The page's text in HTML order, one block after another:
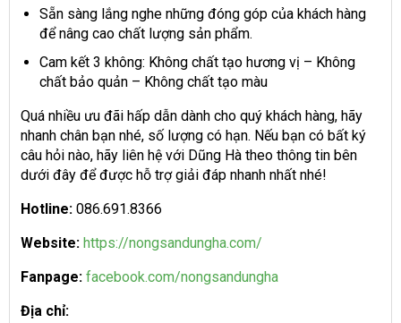
Sẵn sàng lắng nghe những đóng góp của khách hàng
để nâng cao chất lượng sản phẩm.
Cam kết 3 không: Không chất tạo hương vị – Không
chất bảo quản – Không chất tạo màu
Quá nhiều ưu đãi hấp dẫn dành cho quý khách hàng, hãy
nhanh chân bạn nhé, số lượng có hạn. Nếu bạn có bất ký
câu hỏi nào, hãy liên hệ với Dũng Hà theo thông tin bên
dưới đây để được hỗ trợ giải đáp nhanh nhất nhé!
Hotline: 086.691.8366
Website: https://nongsandungha.com/
Fanpage: facebook.com/nongsandungha
Địa chỉ: